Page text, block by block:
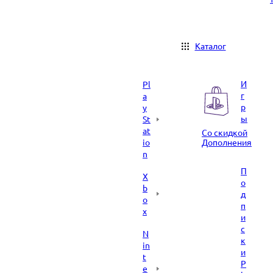
Каталог
Pl
a
y
St
at
io
n
X
b
o
x
N
in
t
e
И
г
р
ы
Со скидкой
Дополнения
П
о
д
п
и
с
к
и
P